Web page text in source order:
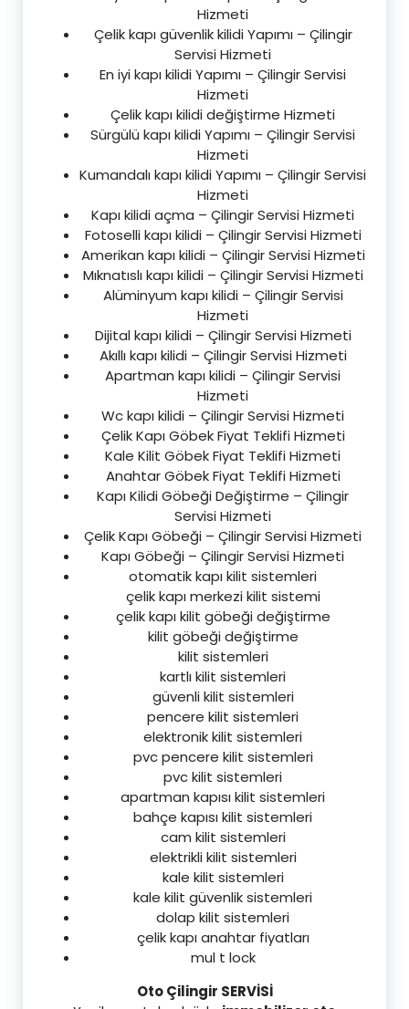
Hizmeti
Çelik kapı güvenlik kilidi Yapımı – Çilingir
Servisi Hizmeti
En iyi kapı kilidi Yapımı – Çilingir Servisi
Hizmeti
Çelik kapı kilidi değiştirme Hizmeti
Sürgülü kapı kilidi Yapımı – Çilingir Servisi
Hizmeti
Kumandalı kapı kilidi Yapımı – Çilingir Servisi
Hizmeti
Kapı kilidi açma – Çilingir Servisi Hizmeti
Fotoselli kapı kilidi – Çilingir Servisi Hizmeti
Amerikan kapı kilidi – Çilingir Servisi Hizmeti
Mıknatıslı kapı kilidi – Çilingir Servisi Hizmeti
Alüminyum kapı kilidi – Çilingir Servisi
Hizmeti
Dijital kapı kilidi – Çilingir Servisi Hizmeti
Akıllı kapı kilidi – Çilingir Servisi Hizmeti
Apartman kapı kilidi – Çilingir Servisi
Hizmeti
Wc kapı kilidi – Çilingir Servisi Hizmeti
Çelik Kapı Göbek Fiyat Teklifi Hizmeti
Kale Kilit Göbek Fiyat Teklifi Hizmeti
Anahtar Göbek Fiyat Teklifi Hizmeti
Kapı Kilidi Göbeği Değiştirme – Çilingir
Servisi Hizmeti
Çelik Kapı Göbeği – Çilingir Servisi Hizmeti
Kapı Göbeği – Çilingir Servisi Hizmeti
otomatik kapı kilit sistemleri
çelik kapı merkezi kilit sistemi
çelik kapı kilit göbeği değiştirme
kilit göbeği değiştirme
kilit sistemleri
kartlı kilit sistemleri
güvenli kilit sistemleri
pencere kilit sistemleri
elektronik kilit sistemleri
pvc pencere kilit sistemleri
pvc kilit sistemleri
apartman kapısı kilit sistemleri
bahçe kapısı kilit sistemleri
cam kilit sistemleri
elektrikli kilit sistemleri
kale kilit sistemleri
kale kilit güvenlik sistemleri
dolap kilit sistemleri
çelik kapı anahtar fiyatları
mul t lock
Oto Çilingir SERVİSİ